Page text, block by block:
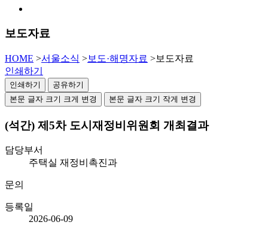
보도자료
HOME >서울소식 >보도·해명자료 >보도자료
인쇄하기
인쇄하기
공유하기
본문 글자 크기 크게 변경
본문 글자 크기 작게 변경
(석간) 제5차 도시재정비위원회 개최결과
담당부서
주택실 재정비촉진과
문의
등록일
2026-06-09